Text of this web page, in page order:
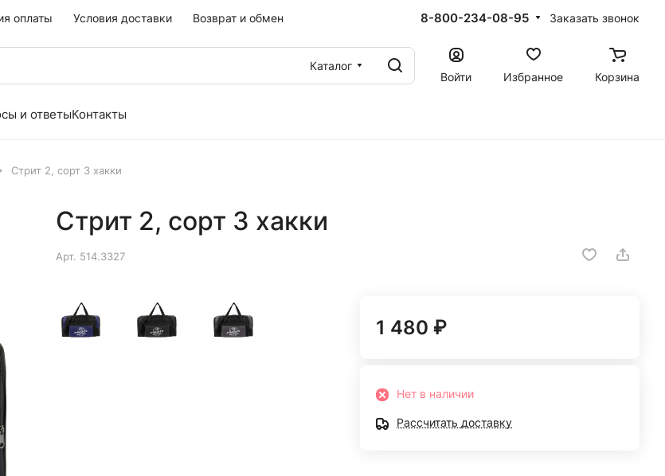
оплаты Условия доставки Возврат и обмен 8-800-234-08-95 Заказать звонок
Каталог
Войти
Избранное Корзина
и ответыКонтакты
Стрит 2, сорт 3 хакки
Стрит 2, сорт 3 хакки
Арт. 514.3327
1 480 ₽
Нет в наличии
Рассчитать доставку